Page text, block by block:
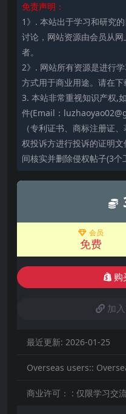
免责声明：
1》. 本站出于学习和研究
讨论，网站资源由会员从
者。
2》. 网站所有资源是进行
方式用于商业用途。请在下
3. 本站非常重视知识产权,
件(Email：
（专利证书、商标注册证
权投诉方进行投诉的证明
间核实并删除侵权帖子(3个
会员
免费
购
加
最近更新: 2026-01-25
Overseas users::
商业许可： : 仅限学习交